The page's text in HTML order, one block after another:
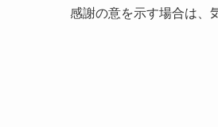
感謝の意を示す場合は、